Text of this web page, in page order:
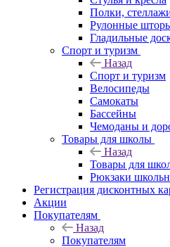
Полки,
Рулонные
Гладильные
Спорт и туризм
Назад
Спорт и туризм
Велосипеды
Самокаты
Бассейны
Чемоданы и
Товары для школы
Назад
Товары для
Рюкзаки
Регистрация дисконтных
Акции
Покупателям
Назад
Покупателям